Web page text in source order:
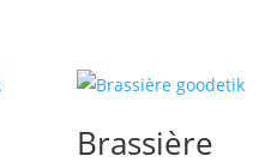
Brassière